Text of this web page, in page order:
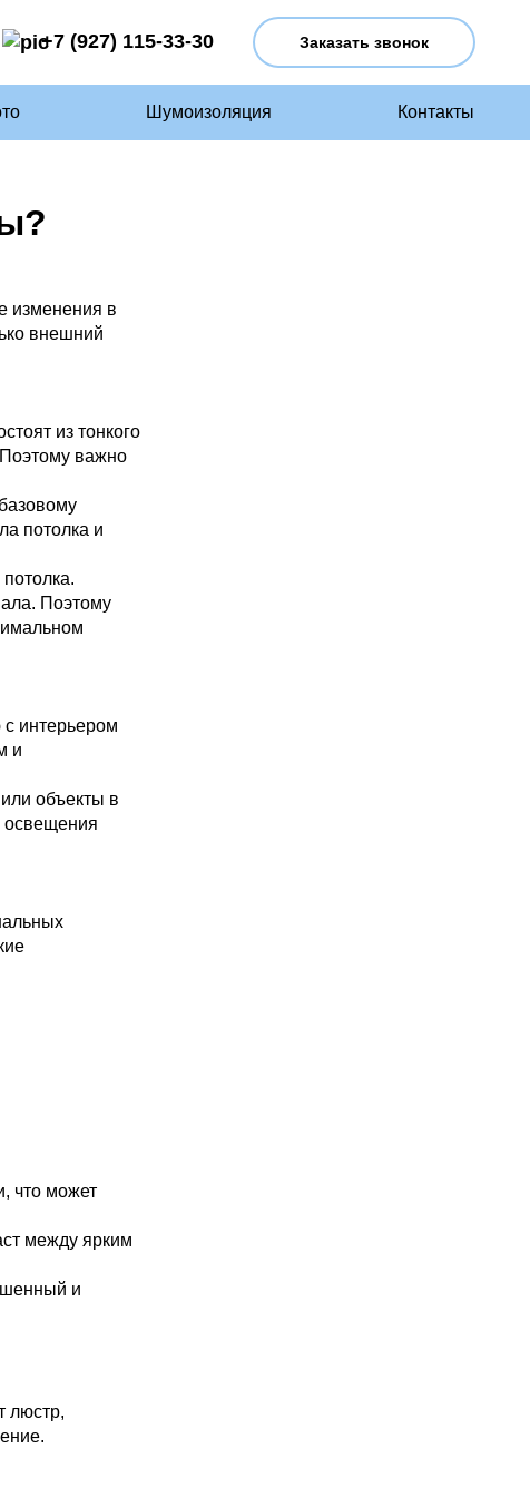
+7 (927) 115-33-30 Заказать звонок
Шумоизоляция Контакты
изменения в
внешний
из тонкого
важно
потолка и
Поэтому
интерьером
и
объекты в
освещения
что может
между ярким
и
люстр,